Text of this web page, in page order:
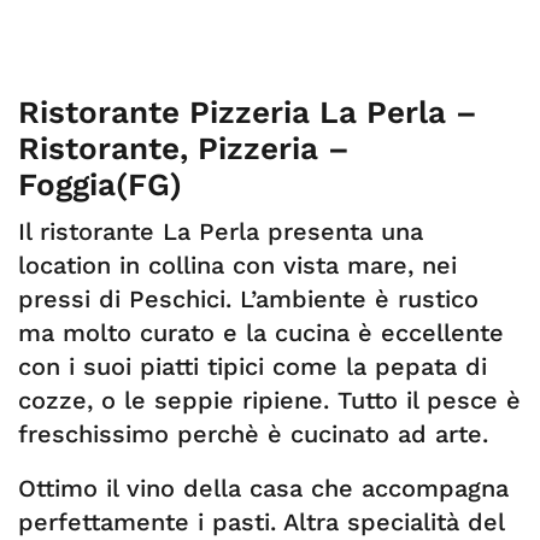
Ristorante Pizzeria La Perla –
Ristorante, Pizzeria –
Foggia(FG)
Il ristorante La Perla presenta una
location in collina con vista mare, nei
pressi di Peschici. L’ambiente è rustico
ma molto curato e la cucina è eccellente
con i suoi piatti tipici come la pepata di
cozze, o le seppie ripiene. Tutto il pesce è
freschissimo perchè è cucinato ad arte.
Ottimo il vino della casa che accompagna
perfettamente i pasti. Altra specialità del